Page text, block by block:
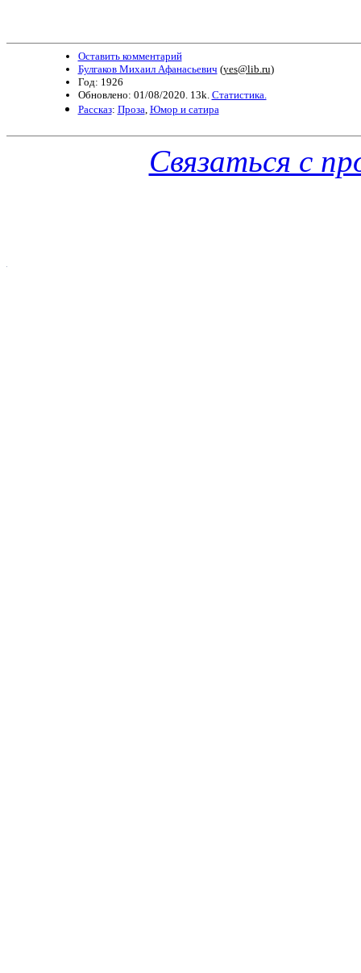
Оставить комментарий
Булгаков Михаил Афанасьевич (yes@lib.ru)
Год: 1926
Обновлено: 01/08/2020. 13k. Статистика.
Рассказ: Проза, Юмор и сатира
Связаться с